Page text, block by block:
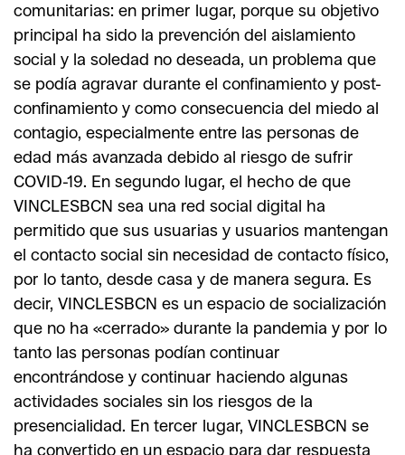
comunitarias: en primer lugar, porque su objetivo
principal ha sido la prevención del aislamiento
social y la soledad no deseada, un problema que
se podía agravar durante el confinamiento y post-
confinamiento y como consecuencia del miedo al
contagio, especialmente entre las personas de
edad más avanzada debido al riesgo de sufrir
COVID-19. En segundo lugar, el hecho de que
VINCLESBCN sea una red social digital ha
permitido que sus usuarias y usuarios mantengan
el contacto social sin necesidad de contacto físico,
por lo tanto, desde casa y de manera segura. Es
decir, VINCLESBCN es un espacio de socialización
que no ha «cerrado» durante la pandemia y por lo
tanto las personas podían continuar
encontrándose y continuar haciendo algunas
actividades sociales sin los riesgos de la
presencialidad. En tercer lugar, VINCLESBCN se
ha convertido en un espacio para dar respuesta